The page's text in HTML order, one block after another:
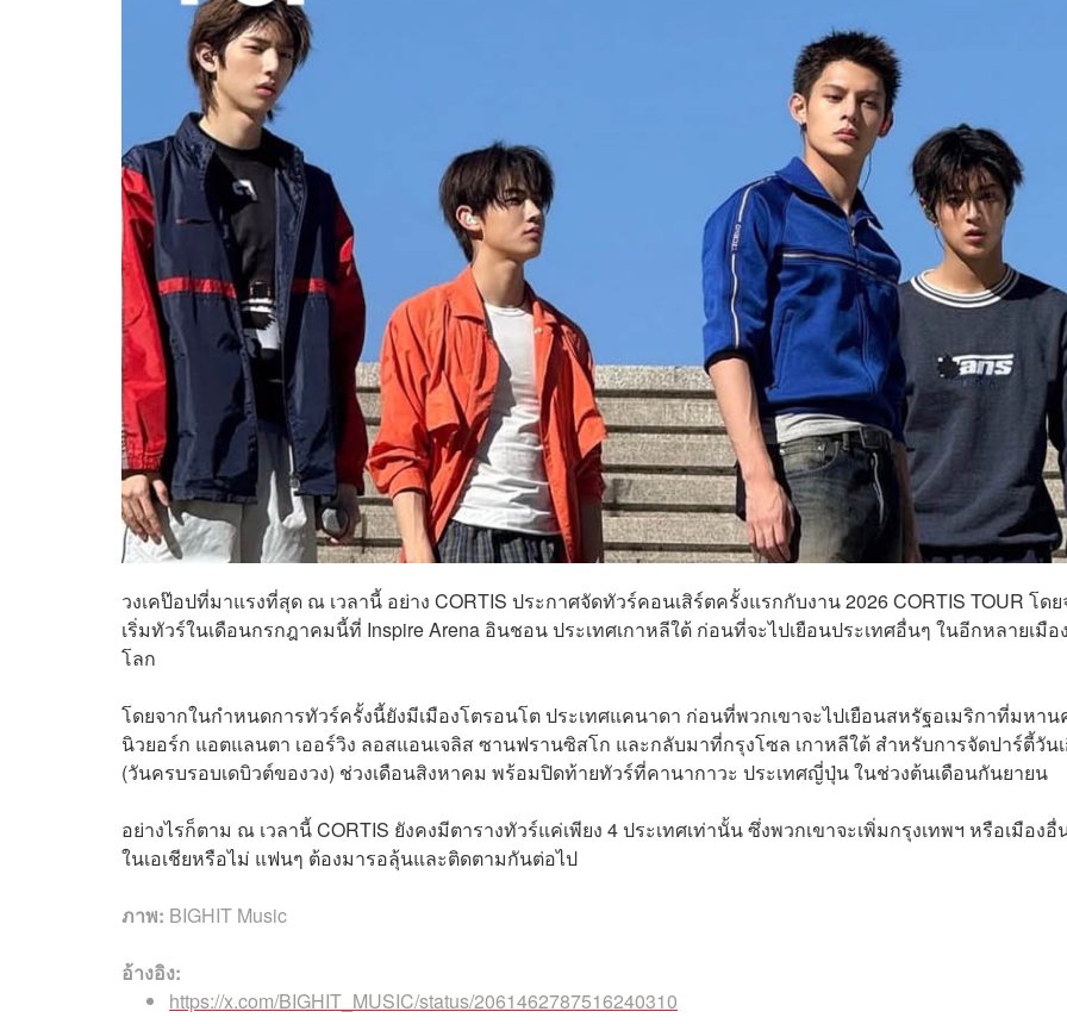
วงเคป๊อปที่มาแรงที่สุด ณ เวลานี้ อย่าง CORTIS ประกาศจัดทัวร์คอนเสิร์ตครั้งแรกกับงาน 2026 CORTIS TOUR โดย
เริ่มทัวร์ในเดือนกรกฎาคมนี้ที่ Inspire Arena อินชอน ประเทศเกาหลีใต้ ก่อนที่จะไปเยือนประเทศอื่นๆ ในอีกหลายเมือ
โลก
โดยจากในกำหนดการทัวร์ครั้งนี้ยังมีเมืองโตรอนโต ประเทศแคนาดา ก่อนที่พวกเขาจะไปเยือนสหรัฐอเมริกาที่มหาน
นิวยอร์ก แอตแลนตา เออร์วิง ลอสแอนเจลิส ซานฟรานซิสโก และกลับมาที่กรุงโซล เกาหลีใต้ สำหรับการจัดปาร์ตี้วัน
(วันครบรอบเดบิวต์ของวง) ช่วงเดือนสิงหาคม พร้อมปิดท้ายทัวร์ที่คานากาวะ ประเทศญี่ปุ่น ในช่วงต้นเดือนกันยายน
อย่างไรก็ตาม ณ เวลานี้ CORTIS ยังคงมีตารางทัวร์แค่เพียง 4 ประเทศเท่านั้น ซึ่งพวกเขาจะเพิ่มกรุงเทพฯ หรือเมืองอื่
ในเอเชียหรือไม่ แฟนๆ ต้องมารอลุ้นและติดตามกันต่อไป
ภาพ: BIGHIT Music
อ้างอิง:
https://x.com/BIGHIT_MUSIC/status/2061462787516240310